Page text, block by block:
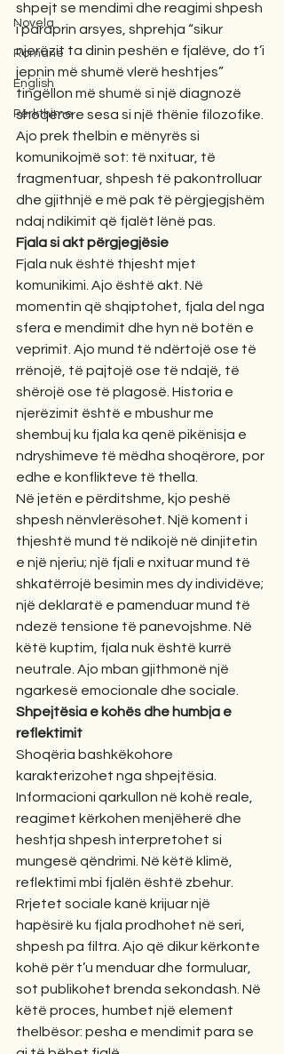
Novela
Romane
English
Përkthime
shpejt se mendimi dhe reagimi shpesh
i paraprin arsyes, shprehja “sikur
njerëzit ta dinin peshën e fjalëve, do t’i
jepnin më shumë vlerë heshtjes”
tingëllon më shumë si një diagnozë
shoqërore sesa si një thënie filozofike.
Ajo prek thelbin e mënyrës si
komunikojmë sot: të nxituar, të
fragmentuar, shpesh të pakontrolluar
dhe gjithnjë e më pak të përgjegjshëm
ndaj ndikimit që fjalët lënë pas.
Fjala si akt përgjegjësie
Fjala nuk është thjesht mjet
komunikimi. Ajo është akt. Në
momentin që shqiptohet, fjala del nga
sfera e mendimit dhe hyn në botën e
veprimit. Ajo mund të ndërtojë ose të
rrënojë, të pajtojë ose të ndajë, të
shërojë ose të plagosë. Historia e
njerëzimit është e mbushur me
shembuj ku fjala ka qenë pikënisja e
ndryshimeve të mëdha shoqërore, por
edhe e konflikteve të thella.
Në jetën e përditshme, kjo peshë
shpesh nënvlerësohet. Një koment i
thjeshtë mund të ndikojë në dinjitetin
e një njeriu; një fjali e nxituar mund të
shkatërrojë besimin mes dy individëve;
një deklaratë e pamenduar mund të
ndezë tensione të panevojshme. Në
këtë kuptim, fjala nuk është kurrë
neutrale. Ajo mban gjithmonë një
ngarkesë emocionale dhe sociale.
Shpejtësia e kohës dhe humbja e
reflektimit
Shoqëria bashkëkohore
karakterizohet nga shpejtësia.
Informacioni qarkullon në kohë reale,
reagimet kërkohen menjëherë dhe
heshtja shpesh interpretohet si
mungesë qëndrimi. Në këtë klimë,
reflektimi mbi fjalën është zbehur.
Rrjetet sociale kanë krijuar një
hapësirë ku fjala prodhohet në seri,
shpesh pa filtra. Ajo që dikur kërkonte
kohë për t’u menduar dhe formuluar,
sot publikohet brenda sekondash. Në
këtë proces, humbet një element
thelbësor: pesha e mendimit para se